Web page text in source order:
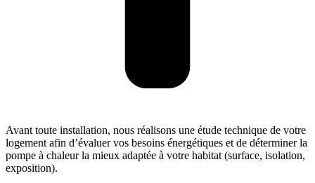
Avant toute installation, nous réalisons une étude technique de votre
logement afin d’évaluer vos besoins énergétiques et de déterminer la
pompe à chaleur la mieux adaptée à votre habitat (surface, isolation,
exposition).